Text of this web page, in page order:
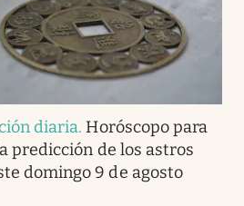
diaria. Horóscopo para
predicción de los astros
domingo 9 de agosto